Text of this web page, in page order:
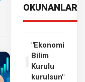
OKUNANLAR
"Ekonomi
Bilim
Kurulu
kurulsun"